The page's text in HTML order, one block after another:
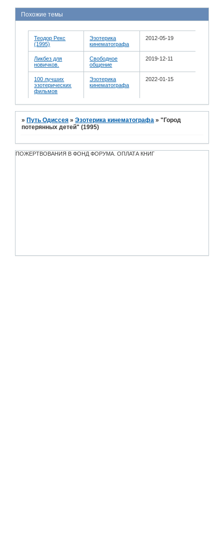
Похожие темы
Теодор Рекс
(1995)
Эзотерика
кинематографа
2012-05-19
Ликбез для
новичков.
Свободное
общение
2019-12-11
100 лучших
эзотерических
фильмов
Эзотерика
кинематографа
2022-01-15
»Путь Одиссея »Эзотерика кинематографа »"Город
потерянных детей" (1995)
ПОЖЕРТВОВАНИЯ В ФОНД ФОРУМА. ОПЛАТА КНИГ